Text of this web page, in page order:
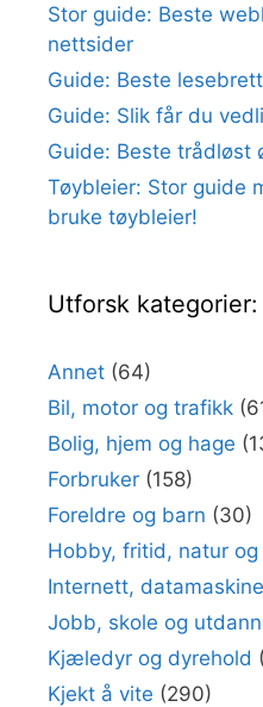
Stor guide: Beste
nettsider
Guide: Beste lesebrett
Guide: Slik får du
Guide: Beste trådløst
Tøybleier: Stor guide
bruke tøybleier!
Utforsk kategorier:
Annet (64)
Bil, motor og trafikk
Bolig, hjem og hage
Forbruker (158)
Foreldre og barn (30)
Hobby, fritid, natur
Internett,
Jobb, skole og
Kjæledyr og dyrehold
Kjekt å vite (290)